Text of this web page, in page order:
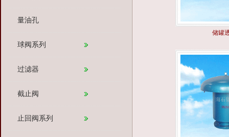
量油孔
球阀系列
过滤器
截止阀
止回阀系列
储罐